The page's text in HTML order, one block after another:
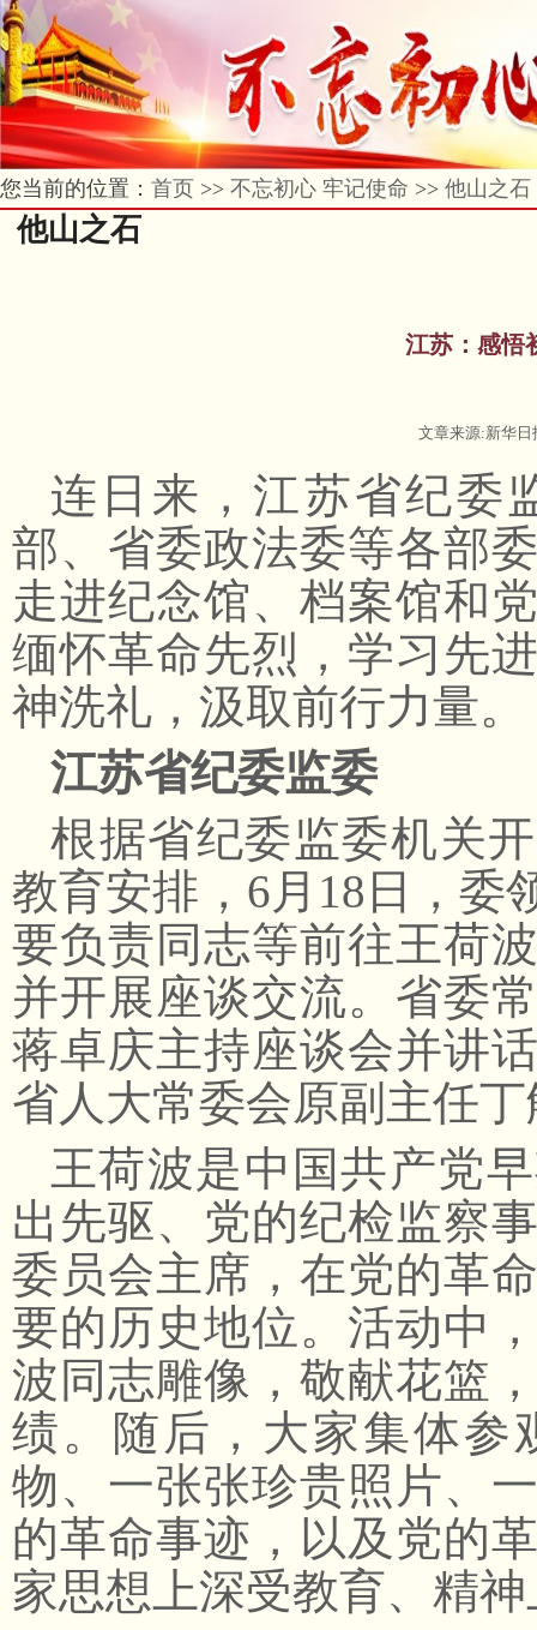
您当前的位置： 首页 >> 不忘初心 牢记使命 >> 他山之石
他山之石
江苏：感悟
文章来源:新华
连日来，江苏省纪委
部、省委政法委等各部
走进纪念馆、档案馆和
缅怀革命先烈，学习先
神洗礼，汲取前行力量。
江苏省纪委监委
根据省纪委监委机关
教育安排，6月18日，委
要负责同志等前往王荷
并开展座谈交流。省委
蒋卓庆主持座谈会并讲
省人大常委会原副主任
王荷波是中国共产党
出先驱、党的纪检监察
委员会主席，在党的革
要的历史地位。活动中
波同志雕像，敬献花篮
绩。随后，大家集体参
物、一张张珍贵照片、
的革命事迹，以及党的
家思想上深受教育、精